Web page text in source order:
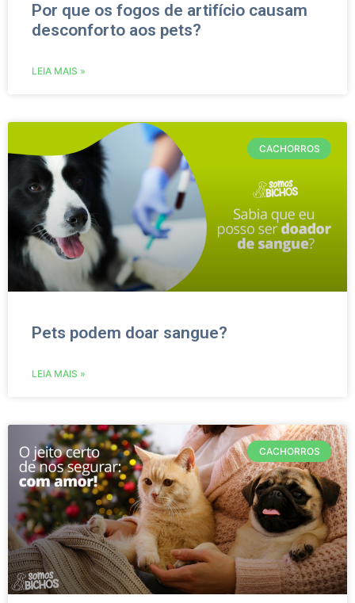
Por que os fogos de artifício causam
desconforto aos pets?
LEIA MAIS »
CACHORROS
Pets podem doar sangue?
LEIA MAIS »
CACHORROS